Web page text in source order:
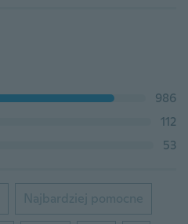
986
112
53
Najbardziej pomocne